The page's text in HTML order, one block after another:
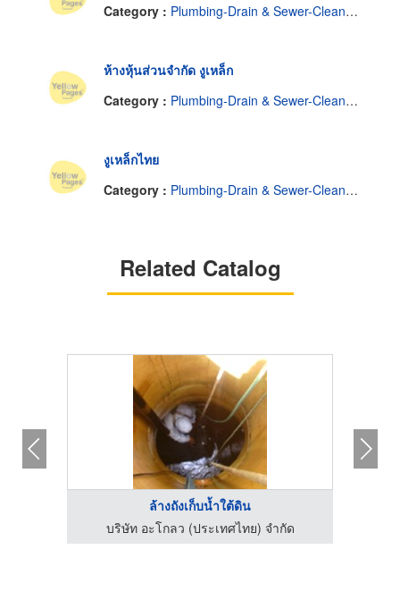
Category : Plumbing-Drain & Sewer-Cleaning
ห้างหุ้นส่วนจำกัด งูเหล็ก
Category : Plumbing-Drain & Sewer-Cleaning
งูเหล็กไทย
Category : Plumbing-Drain & Sewer-Cleaning
Related Catalog
ล้างถังเก็บน้ำใต้ดิน
บริษัท อะโกลว (ประเทศไทย) จำกัด